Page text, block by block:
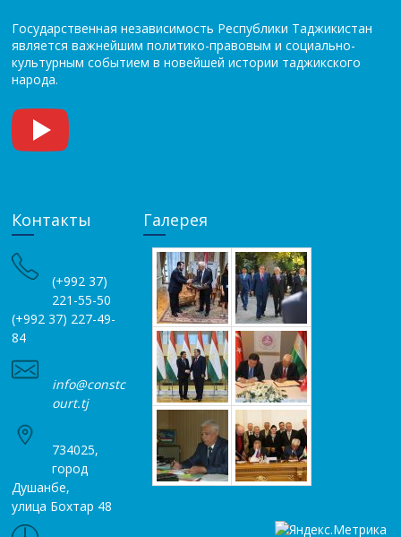
Государственная независимость Республики Таджикистан
является важнейшим политико-правовым и социально-
культурным событием в новейшей истории таджикского
народа.
Контакты
(+992 37)
221-55-50
(+992 37) 227-49-
84
info@constc
ourt.tj
734025,
город
Душанбе,
улица Бохтар 48
Галерея